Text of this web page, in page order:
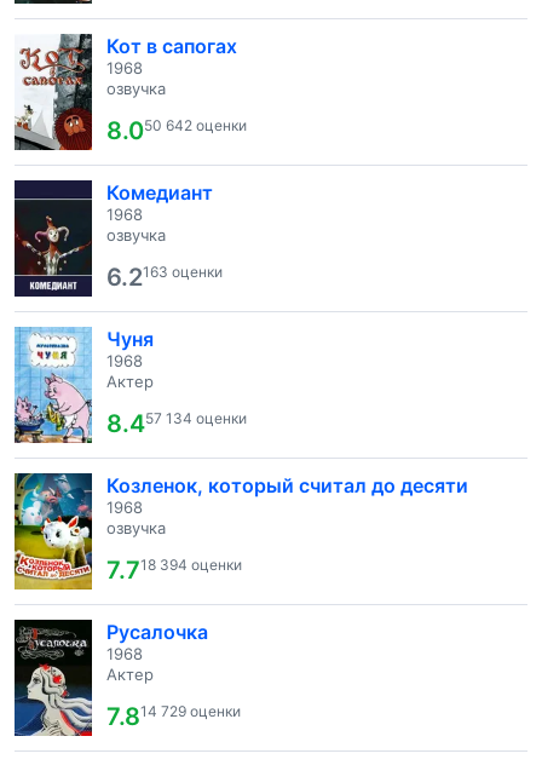
Кот в сапогах
1968
озвучка
8.050 642 оценки
Комедиант
1968
озвучка
6.2163 оценки
Чуня
1968
Актер
8.457 134 оценки
Козленок, который считал до десяти
1968
озвучка
7.718 394 оценки
Русалочка
1968
Актер
7.814 729 оценки